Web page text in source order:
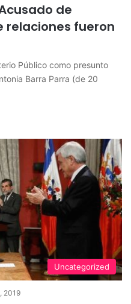
de
relaciones fueron
Público como presunto
Barra Parra (de 20
Uncategorized
2019